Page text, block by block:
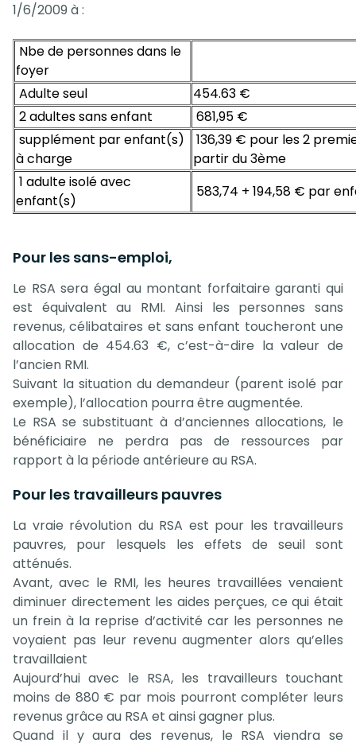
1/6/2009 à :
Nbe de personnes dans le
foyer
Adulte seul
454.63 €
2 adultes sans enfant
681,95 €
supplément par enfant(s)
à charge
136,39 € pour les 2
partir du 3ème
1 adulte isolé avec
enfant(s)
583,74 + 194,58 € par
Pour les sans-emploi,
Le RSA sera égal au montant forfaitaire garanti qui
est équivalent au RMI. Ainsi les personnes sans
revenus, célibataires et sans enfant toucheront une
allocation de 454.63 €, c’est-à-dire la valeur de
l’ancien RMI.
Suivant la situation du demandeur (parent isolé par
exemple), l’allocation pourra être augmentée.
Le RSA se substituant à d’anciennes allocations, le
bénéficiaire ne perdra pas de ressources par
rapport à la période antérieure au RSA.
Pour les travailleurs pauvres
La vraie révolution du RSA est pour les travailleurs
pauvres, pour lesquels les effets de seuil sont
atténués.
Avant, avec le RMI, les heures travaillées venaient
diminuer directement les aides perçues, ce qui était
un frein à la reprise d’activité car les personnes ne
voyaient pas leur revenu augmenter alors qu’elles
travaillaient
Aujourd’hui avec le RSA, les travailleurs touchant
moins de 880 € par mois pourront compléter leurs
revenus grâce au RSA et ainsi gagner plus.
Quand il y aura des revenus, le RSA viendra se